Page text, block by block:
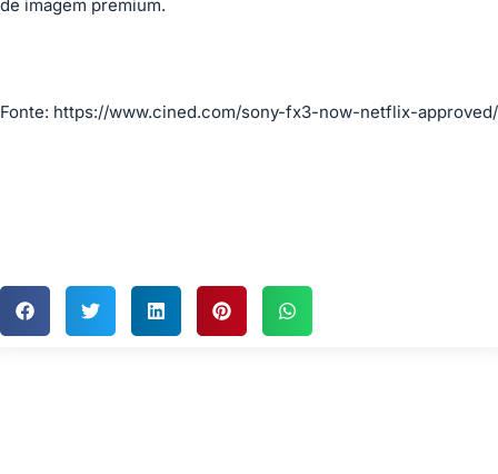
de imagem premium.
Fonte: https://www.cined.com/sony-fx3-now-netflix-approved/